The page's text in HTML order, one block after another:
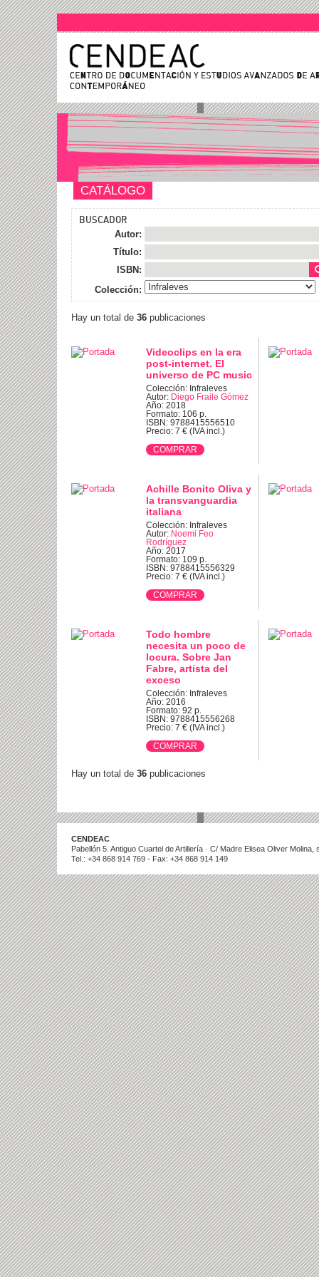
CATÁLOGO
BUSCADOR
Autor:
Título:
ISBN:
Colección:
Hay un total de 36 publicaciones
Videoclips en la era
post-internet. El
universo de PC music
Colección: Infraleves
Autor: Diego Fraile Gómez
Año: 2018
Formato: 106 p.
ISBN: 9788415556510
Precio: 7 € (IVA incl.)
Achille Bonito Oliva y
la transvanguardia
italiana
Colección: Infraleves
Autor: Noemi Feo
Rodríguez
Año: 2017
Formato: 109 p.
ISBN: 9788415556329
Precio: 7 € (IVA incl.)
Todo hombre
necesita un poco de
locura. Sobre Jan
Fabre, artista del
exceso
Colección: Infraleves
Año: 2016
Formato: 92 p.
ISBN: 9788415556268
Precio: 7 € (IVA incl.)
Hay un total de 36 publicaciones
CENDEAC
Pabellón 5. Antiguo Cuartel de Artillería · C/ Madre Elisea Oliver
Tel.: +34 868 914 769 - Fax: +34 868 914 149